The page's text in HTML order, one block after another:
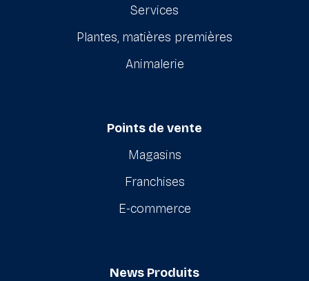
Services
Plantes, matières premières
Animalerie
Points de vente
Magasins
Franchises
E-commerce
News Produits